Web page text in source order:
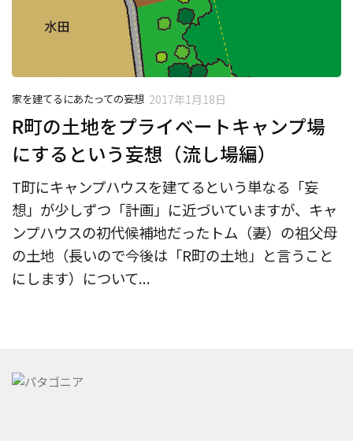
家を建てるにあたっての妄想 2017年1月18日
R町の土地をプライベートキャンプ場
にするという妄想（流し場編）
T町にキャンプハウスを建てるという単なる「妄
想」が少しずつ「計画」に近づいていますが、キャ
ンプハウスの初代候補地だったトム（妻）の祖父母
の土地（長いので今後は「R町の土地」と言うこと
にします）について...